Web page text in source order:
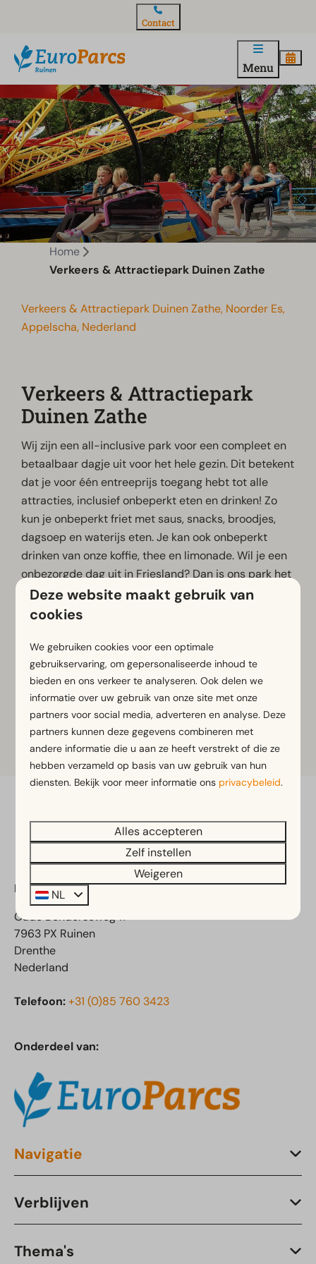
Contact
Menu
Home
Verkeers & Attractiepark Duinen Zathe
Verkeers & Attractiepark Duinen Zathe, Noorder Es,
Appelscha, Nederland
Verkeers & Attractiepark
Duinen Zathe
Wij zijn een all-inclusive park voor een compleet en
betaalbaar dagje uit voor het hele gezin. Dit betekent
dat je voor één entreeprijs toegang hebt tot alle
attracties, inclusief onbeperkt eten en drinken! Zo
kun je onbeperkt friet met saus, snacks, broodjes,
dagsoep en waterijs eten. Je kan ook onbeperkt
drinken van onze koffie, thee en limonade. Wil je een
onbezorgde dag uit in Friesland? Dan is ons park het
perfecte uitje voor jou en je gezin!
Klik voor meer informatie of tickets met korting op
Meer informatie
Tickets
EuroParcs Ruinen
Oude Benderseweg 11
7963 PX Ruinen
Drenthe
Nederland
Telefoon:+31 (0)85 760 3423
Onderdeel van:
Navigatie
Verblijven
Thema's
Deze website maakt gebruik van
cookies
We gebruiken cookies voor een optimale
gebruikservaring, om gepersonaliseerde inhoud te
bieden en ons verkeer te analyseren. Ook delen we
informatie over uw gebruik van onze site met onze
partners voor social media, adverteren en analyse. Deze
partners kunnen deze gegevens combineren met
andere informatie die u aan ze heeft verstrekt of die ze
hebben verzameld op basis van uw gebruik van hun
diensten. Bekijk voor meer informatie ons privacybeleid.
Alles accepteren
Zelf instellen
Weigeren
NL